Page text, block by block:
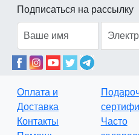
Подписаться на рассылку
Оплата и
Доставка
Контакты
Часто